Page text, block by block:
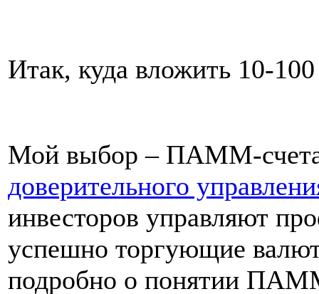
Итак, куда вложить 10-
Мой выбор – ПАММ-
доверительного
инвесторов управляют
успешно торгующие
подробно о понятии